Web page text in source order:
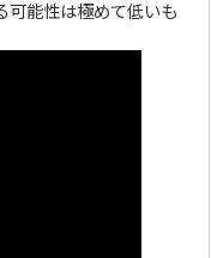
可能性は極めて低いも